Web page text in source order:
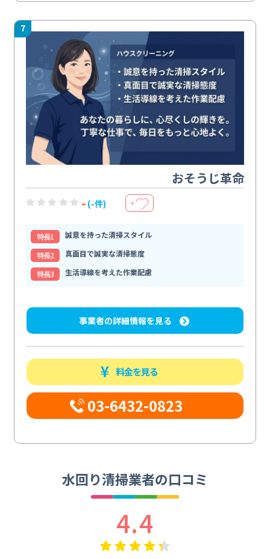
7
おそうじ革命
- (-件) ＋
特⻑1
誠意を持った清掃スタイル
特⻑2
真面目で誠実な清掃態度
特⻑3
生活導線を考えた作業配慮
事業者の詳細情報を見る
料金を見る
03-6432-0823
水回り清掃業者の口コミ
4.4